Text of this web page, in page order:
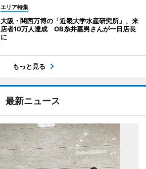
エリア特集
大阪・関西万博の「近畿大学水産研究所」、来
店者10万人達成 OB糸井嘉男さんが一日店長
に
もっと見る
最新ニュース